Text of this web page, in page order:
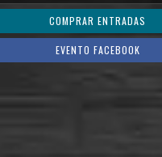
COMPRAR ENTRADAS
EVENTO FACEBOOK